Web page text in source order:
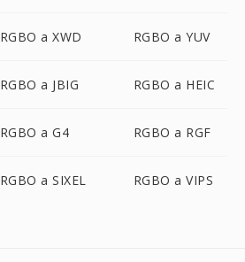
RGBO a XWD RGBO a YUV
RGBO a JBIG RGBO a HEIC
RGBO a G4 RGBO a RGF
RGBO a SIXEL RGBO a VIPS